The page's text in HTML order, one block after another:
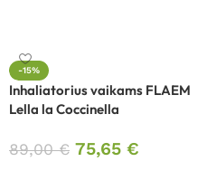
-15%
Inhaliatorius vaikams FLAEM
Lella la Coccinella
89,00€ 75,65 €